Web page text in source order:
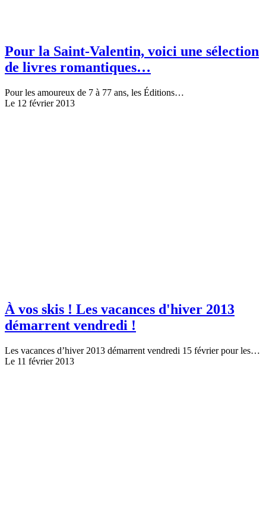
Pour la Saint-Valentin, voici une sélection
de livres romantiques…
Pour les amoureux de 7 à 77 ans, les Éditions…
Le 12 février 2013
À vos skis ! Les vacances d'hiver 2013
démarrent vendredi !
Les vacances d’hiver 2013 démarrent vendredi 15 février pour les…
Le 11 février 2013